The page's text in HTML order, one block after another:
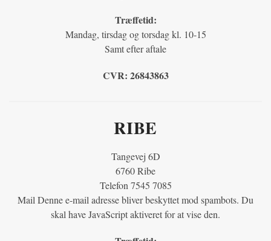
Træffetid:
Mandag, tirsdag og torsdag kl. 10-15
Samt efter aftale
CVR: 26843863
RIBE
Tangevej 6D
6760 Ribe
Telefon 7545 7085
Mail Denne e-mail adresse bliver beskyttet mod spambots. Du
skal have JavaScript aktiveret for at vise den.